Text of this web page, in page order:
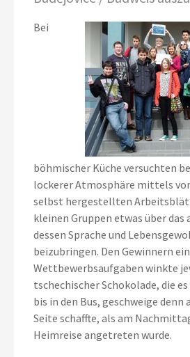
Bei
böhmischer Küche versuchten
lockerer Atmosphäre mittels
selbst hergestellten
kleinen Gruppen etwas über das
dessen Sprache und
beizubringen. Den Gewinnern
Wettbewerbsaufgaben winkte
tschechischer Schokolade, die
bis in den Bus, geschweige denn
Seite schaffte, als am
Heimreise angetreten wurde.